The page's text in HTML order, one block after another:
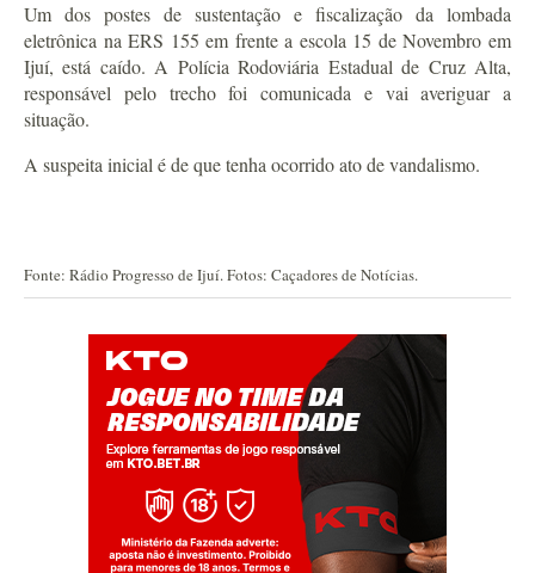
Um dos postes de sustentação e fiscalização da lombada
eletrônica na ERS 155 em frente a escola 15 de Novembro em
Ijuí, está caído. A Polícia Rodoviária Estadual de Cruz Alta,
responsável pelo trecho foi comunicada e vai averiguar a
situação.
A suspeita inicial é de que tenha ocorrido ato de vandalismo.
Fonte: Rádio Progresso de Ijuí. Fotos: Caçadores de Notícias.